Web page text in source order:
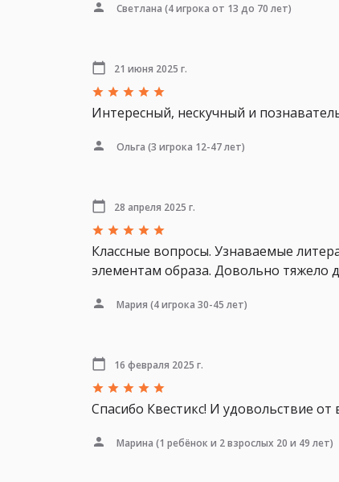
Светлана (4 игрока от 13 до 70 лет)
21 июня 2025 г.
Интересный, нескучный и
Ольга (3 игрока 12-47 лет)
28 апреля 2025 г.
Классные вопросы. Узнаваемые
элементам образа. Довольно тяжело
Мария (4 игрока 30-45 лет)
16 февраля 2025 г.
Спасибо Квестикс! И удовольствие
Марина (1 ребёнок и 2 взрослых 20 и 49 лет)